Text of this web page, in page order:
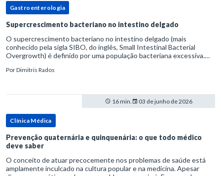
Gastroenterologia
Supercrescimento bacteriano no intestino delgado
O supercrescimento bacteriano no intestino delgado (mais
conhecido pela sigla SIBO, do inglês, Small Intestinal Bacterial
Overgrowth) é definido por uma população bacteriana excessiva.
PorDimitris Rados
16 min. 03 de junho de 2026
Clínica Médica
Prevenção quaternária e quinquenária: o que todo médico
deve saber
O conceito de atuar precocemente nos problemas de saúde está
amplamente inculcado na cultura popular e na medicina. Apesar